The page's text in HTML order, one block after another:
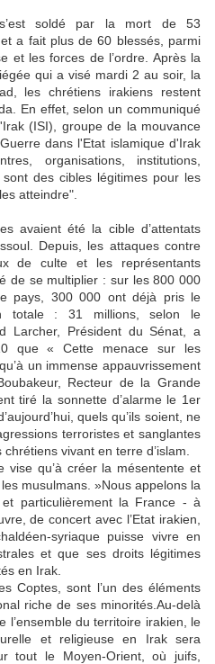
soldé par la mort de 53
a fait plus de 60 blessés, parmi
et les forces de l’ordre. Après la
qui a visé mardi 2 au soir, la
les chrétiens irakiens restent
En effet, selon un communiqué
(ISI), groupe de la mouvance
dans l'Etat islamique d'Irak
organisations, institutions,
des cibles légitimes pour les
atteindre".
avaient été la cible d’attentats
Depuis, les attaques contre
de culte et les représentants
de se multiplier : sur les 800 000
pays, 300 000 ont déjà pris le
totale : 31 millions, selon le
Larcher, Président du Sénat, a
que « Cette menace sur les
un immense appauvrissement
Recteur de la Grande
tiré la sonnette d’alarme le 1er
quels qu’ils soient, ne
terroristes et sanglantes
vivant en terre d’islam.
vise qu’à créer la mésentente et
musulmans. »Nous appelons la
particulièrement la France - à
de concert avec l’Etat irakien,
syriaque puisse vivre en
et que ses droits légitimes
en Irak.
Coptes, sont l’un des éléments
riche de ses minorités.Au-delà
l’ensemble du territoire irakien, le
et religieuse en Irak sera
tout le Moyen-Orient, où juifs,